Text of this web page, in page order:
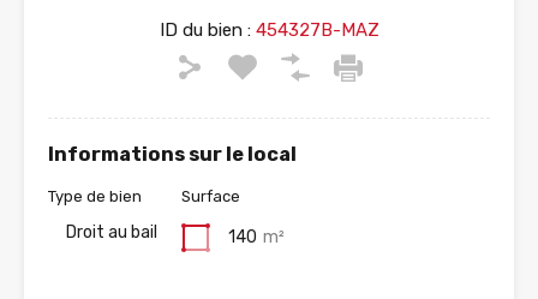
ID du bien :454327B-MAZ
Informations sur le local
Type de bien
Droit au bail
Surface
140 m²